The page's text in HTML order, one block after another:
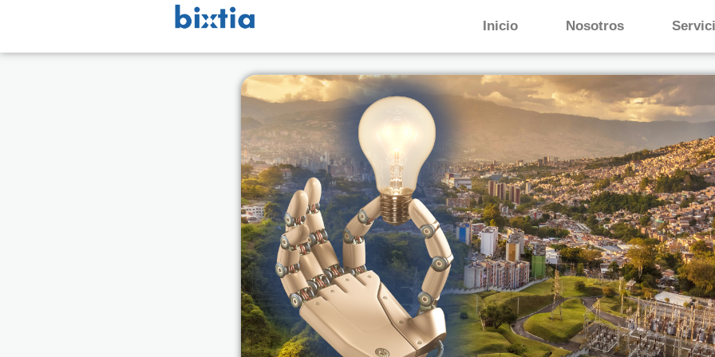
Inicio Nosotros